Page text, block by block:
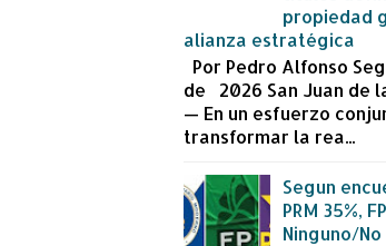
propiedad
alianza estratégica
Por Pedro Alfonso
de 2026 San Juan de
— En un esfuerzo
transformar la rea...
Segun
PRM 35%,
Ninguno/